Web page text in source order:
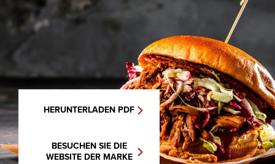
HERUNTERLADEN PDF
BESUCHEN SIE DIE
WEBSITE DER MARKE